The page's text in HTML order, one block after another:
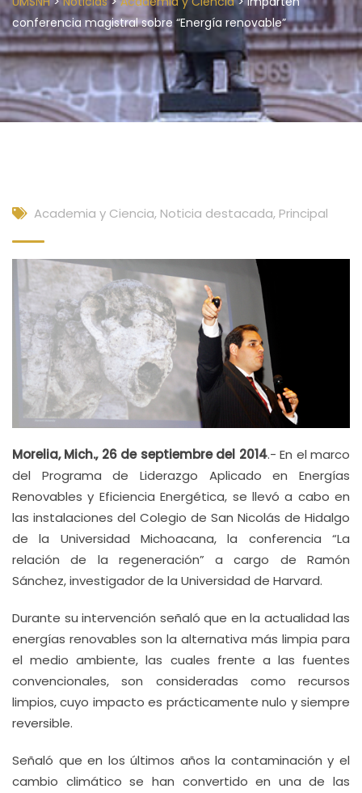
conferencia magistral sobre “Energía renovable”
Academia y Ciencia, Noticia destacada, Principal
Morelia, Mich., 26 de septiembre del 2014.- En el marco
del Programa de Liderazgo Aplicado en Energías
Renovables y Eficiencia Energética, se llevó a cabo en
las instalaciones del Colegio de San Nicolás de Hidalgo
de la Universidad Michoacana, la conferencia “La
relación de la regeneración” a cargo de Ramón
Sánchez, investigador de la Universidad de Harvard.
Durante su intervención señaló que en la actualidad las
energías renovables son la alternativa más limpia para
el medio ambiente, las cuales frente a las fuentes
convencionales, son consideradas como recursos
limpios, cuyo impacto es prácticamente nulo y siempre
reversible.
Señaló que en los últimos años la contaminación y el
cambio climático se han convertido en una de las